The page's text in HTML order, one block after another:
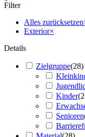
Filter
Alles zurücksetzen
Exterior×
Details
Zielgruppe(28)
Kinder(
Senioren